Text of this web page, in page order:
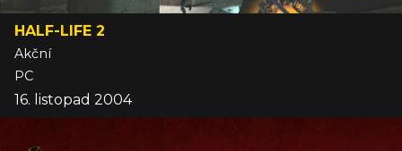
HALF-LIFE 2
Akční
PC
16. listopad 2004